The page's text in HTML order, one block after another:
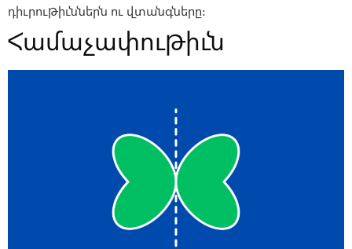
դիւրութիւններն ու վտանգները:
Համաչափութիւն